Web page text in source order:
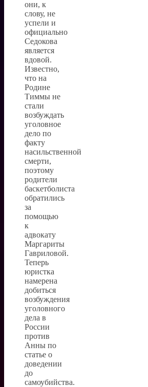
они, к
слову, не
успели и
официально
Седокова
является
вдовой.
Известно,
что на
Родине
Тиммы не
стали
возбуждать
уголовное
дело по
факту
насильственной
смерти,
поэтому
родители
баскетболиста
обратились
за
помощью
к
адвокату
Маргариты
Гавриловой.
Теперь
юристка
намерена
добиться
возбуждения
уголовного
дела в
России
против
Анны по
статье о
доведении
до
самоубийства.